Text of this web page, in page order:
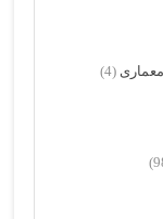
(4)